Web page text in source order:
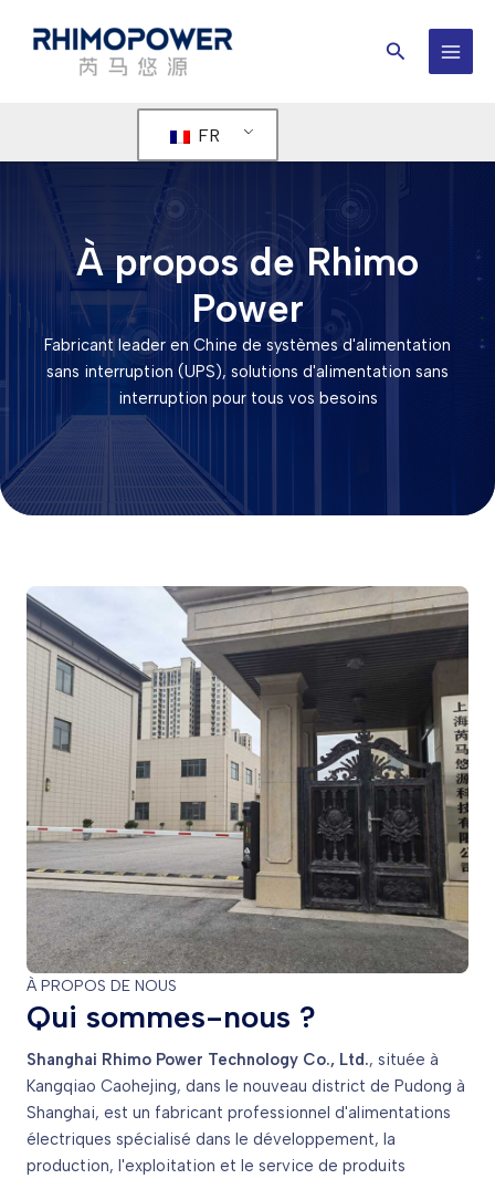
Rechercher
FR
À propos de Rhimo
Power
Fabricant leader en Chine de systèmes d'alimentation
sans interruption (UPS), solutions d'alimentation sans
interruption pour tous vos besoins
À PROPOS DE NOUS
Qui sommes-nous ?
Shanghai Rhimo Power Technology Co., Ltd., située à
Kangqiao Caohejing, dans le nouveau district de Pudong à
Shanghai, est un fabricant professionnel d'alimentations
électriques spécialisé dans le développement, la
production, l'exploitation et le service de produits